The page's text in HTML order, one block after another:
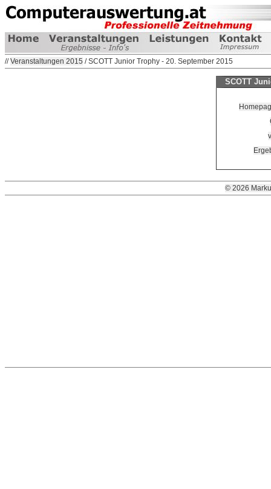
//Veranstaltungen 2015 / SCOTT Junior Trophy - 20. September 2015
SCOTT
© 2026